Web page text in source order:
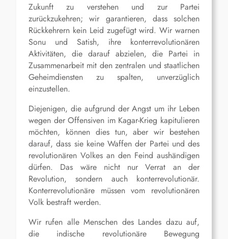
Zukunft zu verstehen und zur Partei
zurückzukehren; wir garantieren, dass solchen
Rückkehrern kein Leid zugefügt wird. Wir warnen
Sonu und Satish, ihre konterrevolutionären
Aktivitäten, die darauf abzielen, die Partei in
Zusammenarbeit mit den zentralen und staatlichen
Geheimdiensten zu spalten, unverzüglich
einzustellen.
Diejenigen, die aufgrund der Angst um ihr Leben
wegen der Offensiven im Kagar-Krieg kapitulieren
möchten, können dies tun, aber wir bestehen
darauf, dass sie keine Waffen der Partei und des
revolutionären Volkes an den Feind aushändigen
dürfen. Das wäre nicht nur Verrat an der
Revolution, sondern auch konterrevolutionär.
Konterrevolutionäre müssen vom revolutionären
Volk bestraft werden.
Wir rufen alle Menschen des Landes dazu auf,
die indische revolutionäre Bewegung